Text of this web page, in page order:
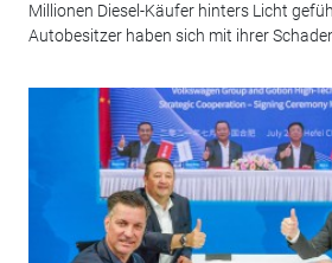
Millionen Diesel-Käufer hinters Licht
Autobesitzer haben sich mit ihrer